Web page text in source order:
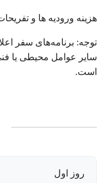
هزینه ورودیه ها و
توجه: برنامه‌های سفر
سایر عوامل محیطی یا
است.
روز اول